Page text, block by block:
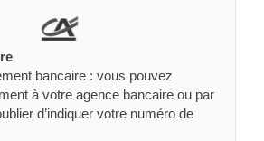
bancaire : vous pouvez
à votre agence bancaire ou par
d’indiquer votre numéro de